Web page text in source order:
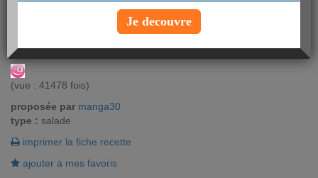
La facilité est le mot d'ordre avec cette recette de salade d'été !
Fraîcheur au rendez-vous !
Vous aimez ? Alors notez !
(vue : 41478 fois)
proposée par manga30
type : salade
imprimer la fiche recette
ajouter à mes favoris
Je decouvre